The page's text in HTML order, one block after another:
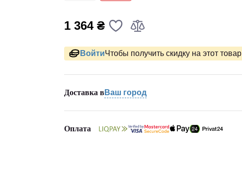
1 364 ₴
ВойтиЧтобы получить скидку на этот товар
Доставка в Ваш город
Оплата